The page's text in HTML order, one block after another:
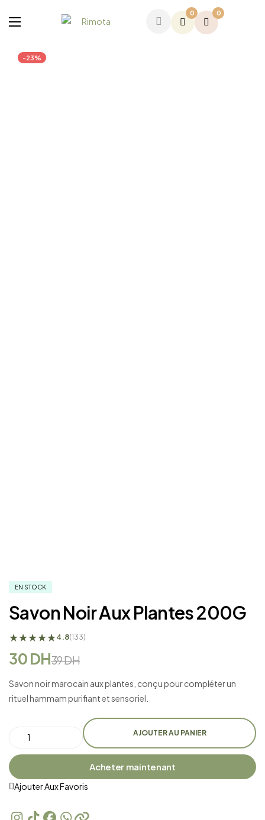
0 0
-23%
EN STOCK
Savon Noir Aux Plantes 200G
★★★★★
★4.8(133)
39DH
30DH
Savon noir marocain aux plantes, conçu pour compléter un
rituel hammam purifiant et sensoriel.
AJOUTER AU PANIER
Acheter maintenant
Ajouter Aux Favoris